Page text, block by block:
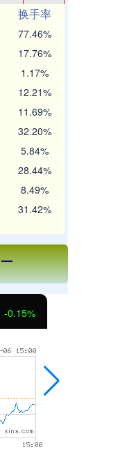
换手率
77.46%
17.76%
1.17%
12.21%
11.69%
32.20%
5.84%
28.44%
8.49%
31.42%
0.30%